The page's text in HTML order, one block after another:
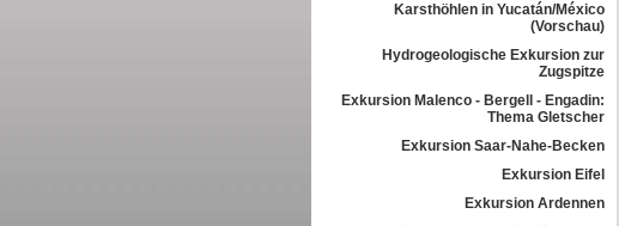
Karsthöhlen in Yucatán/México
(Vorschau)
Hydrogeologische Exkursion zur
Zugspitze
Exkursion Malenco - Bergell - Engadin:
Thema Gletscher
Exkursion Saar-Nahe-Becken
Exkursion Eifel
Exkursion Ardennen